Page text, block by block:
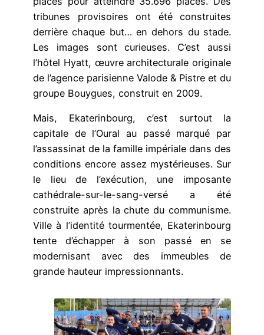
tribunes provisoires ont été construites
derrière chaque but… en dehors du stade.
Les images sont curieuses. C’est aussi
l’hôtel Hyatt, œuvre architecturale originale
de l’agence parisienne Valode & Pistre et du
groupe Bouygues, construit en 2009.
Mais, Ekaterinbourg, c’est surtout la
capitale de l’Oural au passé marqué par
l’assassinat de la famille impériale dans des
conditions encore assez mystérieuses. Sur
le lieu de l’exécution, une imposante
cathédrale-sur-le-sang-versé a été
construite après la chute du communisme.
Ville à l’identité tourmentée, Ekaterinbourg
tente d’échapper à son passé en se
modernisant avec des immeubles de
grande hauteur impressionnants.